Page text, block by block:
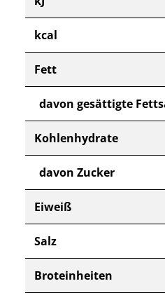
kcal
Fett
davon gesättigte
Kohlenhydrate
davon Zucker
Eiweiß
Salz
Broteinheiten